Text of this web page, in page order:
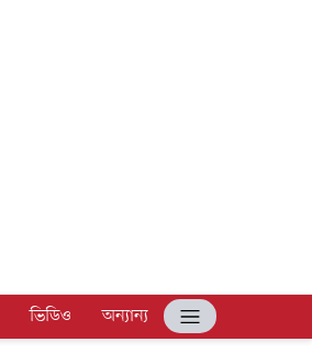
ভিডিও
অন্যান্য